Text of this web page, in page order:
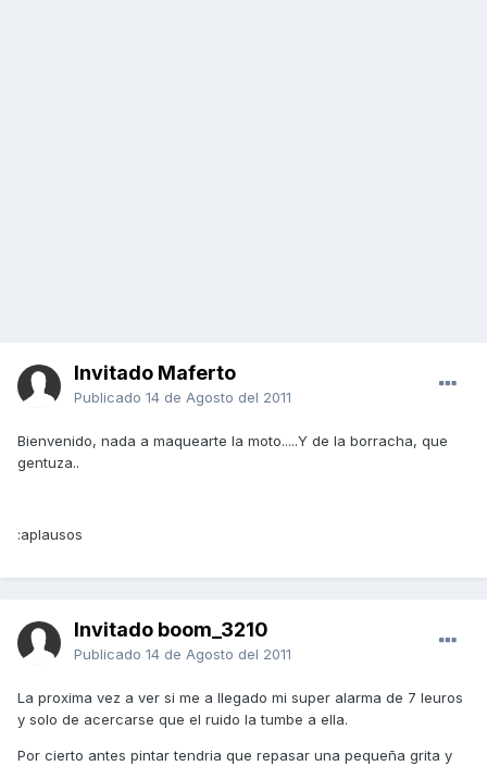
Invitado Maferto
Publicado 14 de Agosto del 2011
Bienvenido, nada a maquearte la moto.....Y de la borracha, que
gentuza..
:aplausos
Invitado boom_3210
Publicado 14 de Agosto del 2011
La proxima vez a ver si me a llegado mi super alarma de 7 leuros
y solo de acercarse que el ruido la tumbe a ella.
Por cierto antes pintar tendria que repasar una pequeña grita y